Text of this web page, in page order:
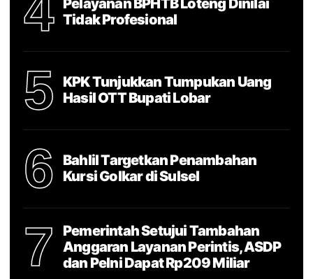
Pelayanan BPHTB Loteng Dinilai
Tidak Profesional
5
KPK Tunjukkan Tumpukan Uang
Hasil OTT Bupati Lobar
6
Bahlil Targetkan Penambahan
Kursi Golkar di Sulsel
7
Pemerintah Setujui Tambahan
Anggaran Layanan Perintis, ASDP
dan Pelni Dapat Rp209 Miliar